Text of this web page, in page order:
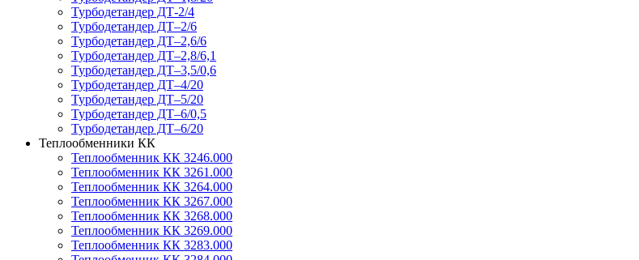
Турбодетандер ДТ-2/4
Турбодетандер ДТ–2/6
Турбодетандер ДТ–2,6/6
Турбодетандер ДТ–2,8/6,1
Турбодетандер ДТ–3,5/0,6
Турбодетандер ДТ–4/20
Турбодетандер ДТ–5/20
Турбодетандер ДТ–6/0,5
Турбодетандер ДТ–6/20
Теплообменники КК
Теплообменник КК 3246.000
Теплообменник КК 3261.000
Теплообменник КК 3264.000
Теплообменник КК 3267.000
Теплообменник КК 3268.000
Теплообменник КК 3269.000
Теплообменник КК 3283.000